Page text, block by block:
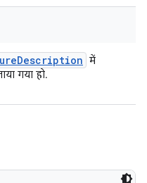
Description में
गया हो.